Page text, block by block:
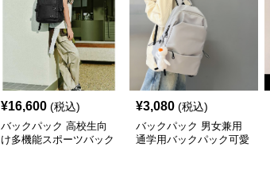
¥16,600 (税込)
バックパック 高校生向
け多機能スポーツバック
¥3,080 (税込)
バックパック 男女兼用
通学用バックパック可愛